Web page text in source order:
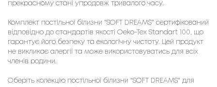
прекрасному стані упродовж тривалого часу.
Комплект постільної білизни "SOFT DREAMS" сертифікований
відповідно до стандартів якості Oeko-Tex Standart 100, що
гарантує його безпеку та екологічну чистоту. Цей продукт
не викликає алергії та може використовуватись для всіх
членів родини.
Оберіть колекцію постільної білизни "SOFT DREAMS" для